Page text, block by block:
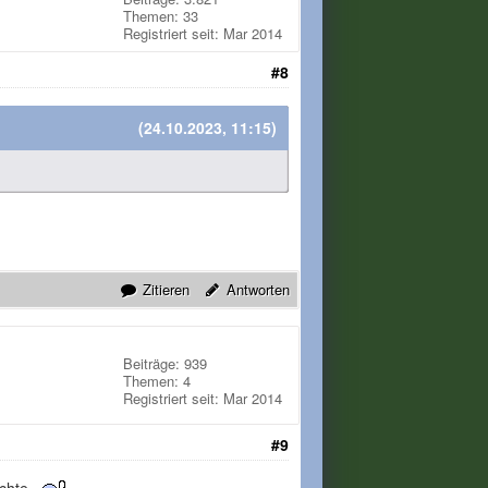
Themen: 33
Registriert seit: Mar 2014
#8
(24.10.2023, 11:15)
Zitieren Antworten
Beiträge: 939
Themen: 4
Registriert seit: Mar 2014
#9